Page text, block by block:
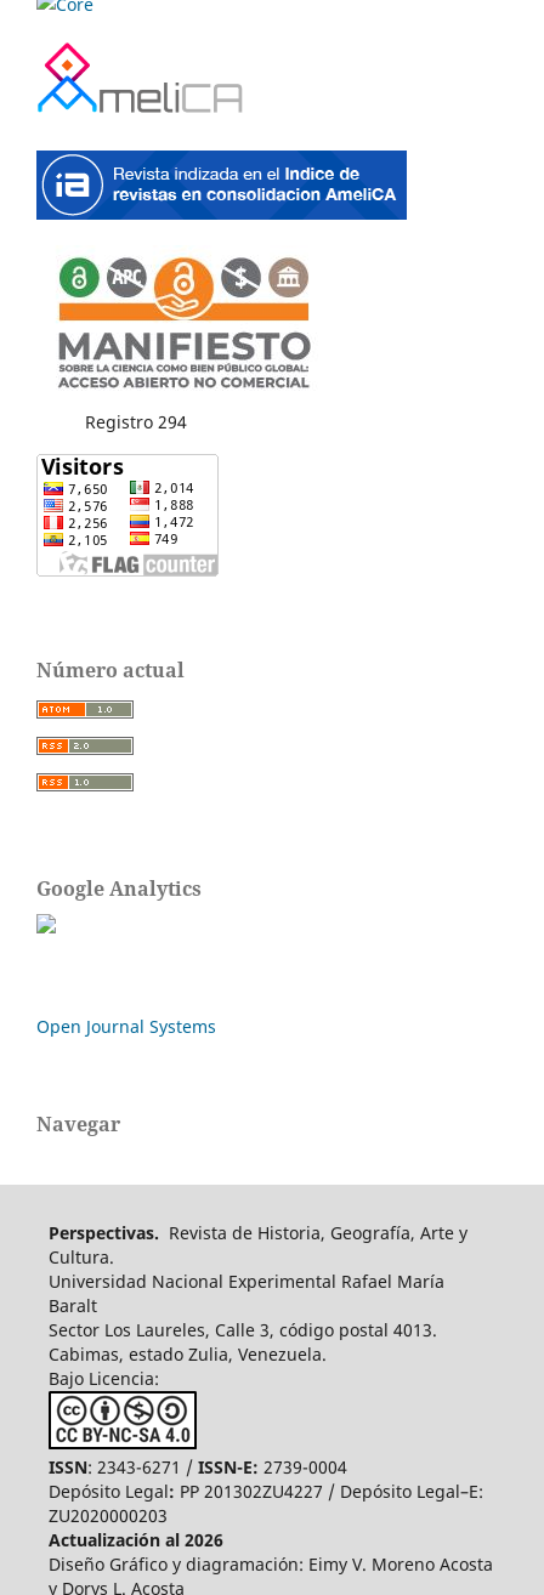
Registro 294
Número actual
Google Analytics
Open Journal Systems
Navegar
Perspectivas. Revista de Historia, Geografía, Arte y
Cultura.
Universidad Nacional Experimental Rafael María
Baralt
Sector Los Laureles, Calle 3, código postal 4013.
Cabimas, estado Zulia, Venezuela.
Bajo Licencia:
ISSN: 2343-6271 / ISSN-E: 2739-0004
Depósito Legal: PP 201302ZU4227 / Depósito Legal–E:
ZU2020000203
Actualización al 2026
Diseño Gráfico y diagramación: Eimy V. Moreno Acosta
y Dorys L. Acosta